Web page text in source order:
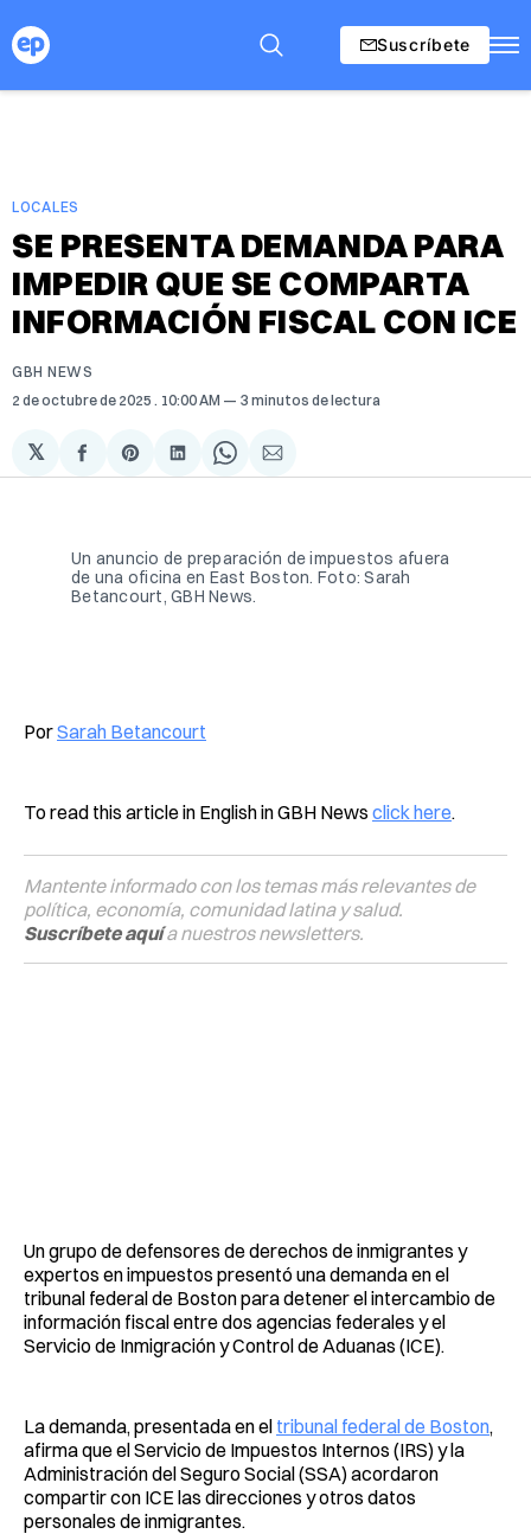
Suscríbete
LOCALES
SE PRESENTA DEMANDA PARA
IMPEDIR QUE SE COMPARTA
INFORMACIÓN FISCAL CON ICE
GBH NEWS
2 de octubre de 2025 . 10:00 AM 3 minutos de lectura
𝕏
Compartir
en
Share
on
Compartir
en
Share
on
Compartir
via
Un anuncio de preparación de impuestos afuera
de una oficina en East Boston. Foto: Sarah
Betancourt, GBH News.
PorSarah Betancourt
To read this article in English in GBH News click here.
Mantente informado con los temas más relevantes de
política, economía, comunidad latina y salud.
Suscríbete aquía nuestros newsletters.
Un grupo de defensores de derechos de inmigrantes y
expertos en impuestos presentó una demanda en el
tribunal federal de Boston para detener el intercambio de
información fiscal entre dos agencias federales y el
Servicio de Inmigración y Control de Aduanas (ICE).
La demanda, presentada en el tribunal federal de Boston,
afirma que el Servicio de Impuestos Internos (IRS) y la
Administración del Seguro Social (SSA) acordaron
compartir con ICE las direcciones y otros datos
personales de inmigrantes.